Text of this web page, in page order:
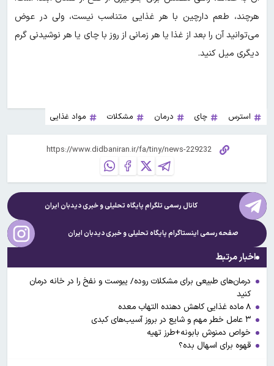
هرچند، طعم دارچین با هر غذایی متناسب نیست، ولی در عوض
می‌توانید آن را بعد از غذا یا هر زمانی از روز با چای یا هر نوشیدنی گرم
دیگری میل کنید.
استرس چای درمان مشکلات مواد غذایی
کانال رسمی تلگرام پایگاه تحلیلی و خبریدیدبان ایران
صفحه رسمی اینستاگرام پایگاه تحلیلی و خبریدیدبان ایران
اخبار مرتبط
درمان‌های طبیعی برای مشکلات روده/ یبوست و نفخ را در خانه درمان
کنید
۸ ماده غذایی کاهش دهنده التهاب معده
۳ عامل خطر مهم و شایع در بروز آسیب‌های کبدی
خواص دمنوش بابونه+طرز تهیه
قهوه برای اسهال بده؟